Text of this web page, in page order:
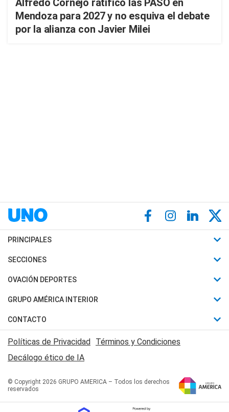
Mendoza para 2027 y no esquiva el debate
por la alianza con Javier Milei
PRINCIPALES
Últimas Noticias
Política
Judiciales
Economia
SECCIONES
Horóscopo
Motores
Trucos caseros
Series y Películas
Edictos y Solicitadas
OVACIÓN DEPORTES
Fútbol
Mundial
Automovilismo
Rugby
Básquet
GRUPO AMÉRICA INTERIOR
Canal 7 en Vivo
San Juan 8
CONTACTO
Acerca de Nosotros
Contactanos
Políticas de Privacidad Términos y Condiciones
Decálogo ético de IA
© Copyright 2026 GRUPO AMERICA – Todos los derechos
reservados